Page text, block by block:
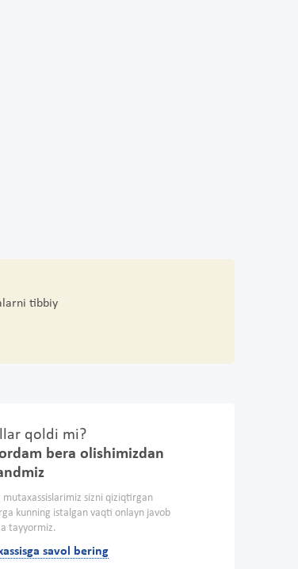
tibbiy
qoldi mi?
bera olishimizdan
mutaxassislarimiz sizni qiziqtirgan
kunning istalgan vaqti onlayn javob
tayyormiz.
savol bering